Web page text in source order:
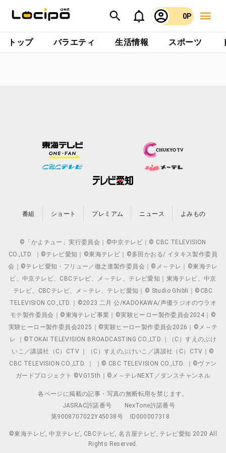
0P
トップ バラエティ 生活情報 スポーツ
番組 ショート プレミアム ニュース よみもの
©「かよチュー」実行委員会｜©中京テレビ｜© CBC TELEVISION
CO.,LTD. ｜©テレビ愛知｜©東海テレビ｜©多田かおる/ イタキス製作委員
会｜©テレビ愛知・フリュー／徹之進製作委員会｜©メ～テレ｜©東海テレ
ビ、中京テレビ、CBCテレビ、メ～テレ、テレビ愛知｜東海テレビ、中京
テレビ、CBCテレビ、メ～テレ、テレビ愛知｜© Studio Ghibli｜©CBC
TELEVISION CO.,LTD.｜©2023 二月 公/KADOKAWA/声優ラジオのウラオ
モテ製作委員会｜©東海テレビ事業｜©実験ヒーロー製作委員会2024｜©
実験ヒーロー製作委員会2025｜©実験ヒーロー製作委員会2026｜©メ～テ
レ ｜©TOKAI TELEVISION BROADCASTING CO.,LTD.｜（C）すえのぶけ
いこ／講談社（C）CTV ｜（C）すえのぶけいこ／講談社（C）CTV｜©
CBC TELEVISION CO.,LTD. ｜ ｜© CBC TELEVISION CO.,LTD. ｜©ヴァン
ガードプロジェクト ©VG15th｜©メ～テレNEXT／ダンスチャンネル
各ページに掲載の記事・写真の無断転用を禁じます。
JASRAC許諾番号
NexTone許諾番号
第9008707022Y45038号
ID000007318
©東海テレビ, 中京テレビ, CBCテレビ, 名古屋テレビ, テレビ愛知 2020 All
Rights Reserved.